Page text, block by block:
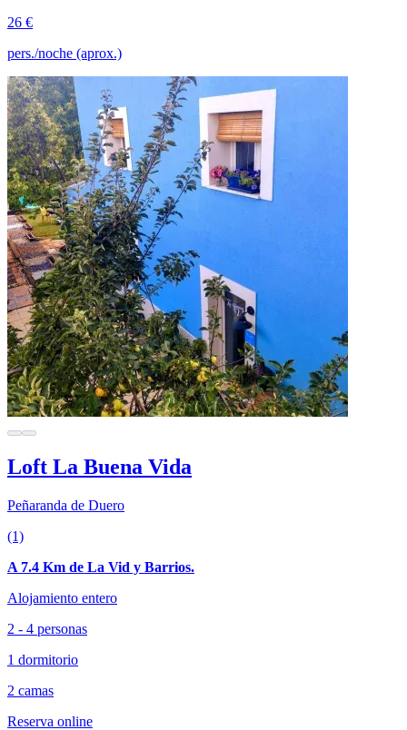
26 €
pers./noche (aprox.)
Loft La Buena Vida
Peñaranda de Duero
(1)
A 7.4 Km de La Vid y Barrios.
Alojamiento entero
2 - 4 personas
1 dormitorio
2 camas
Reserva online